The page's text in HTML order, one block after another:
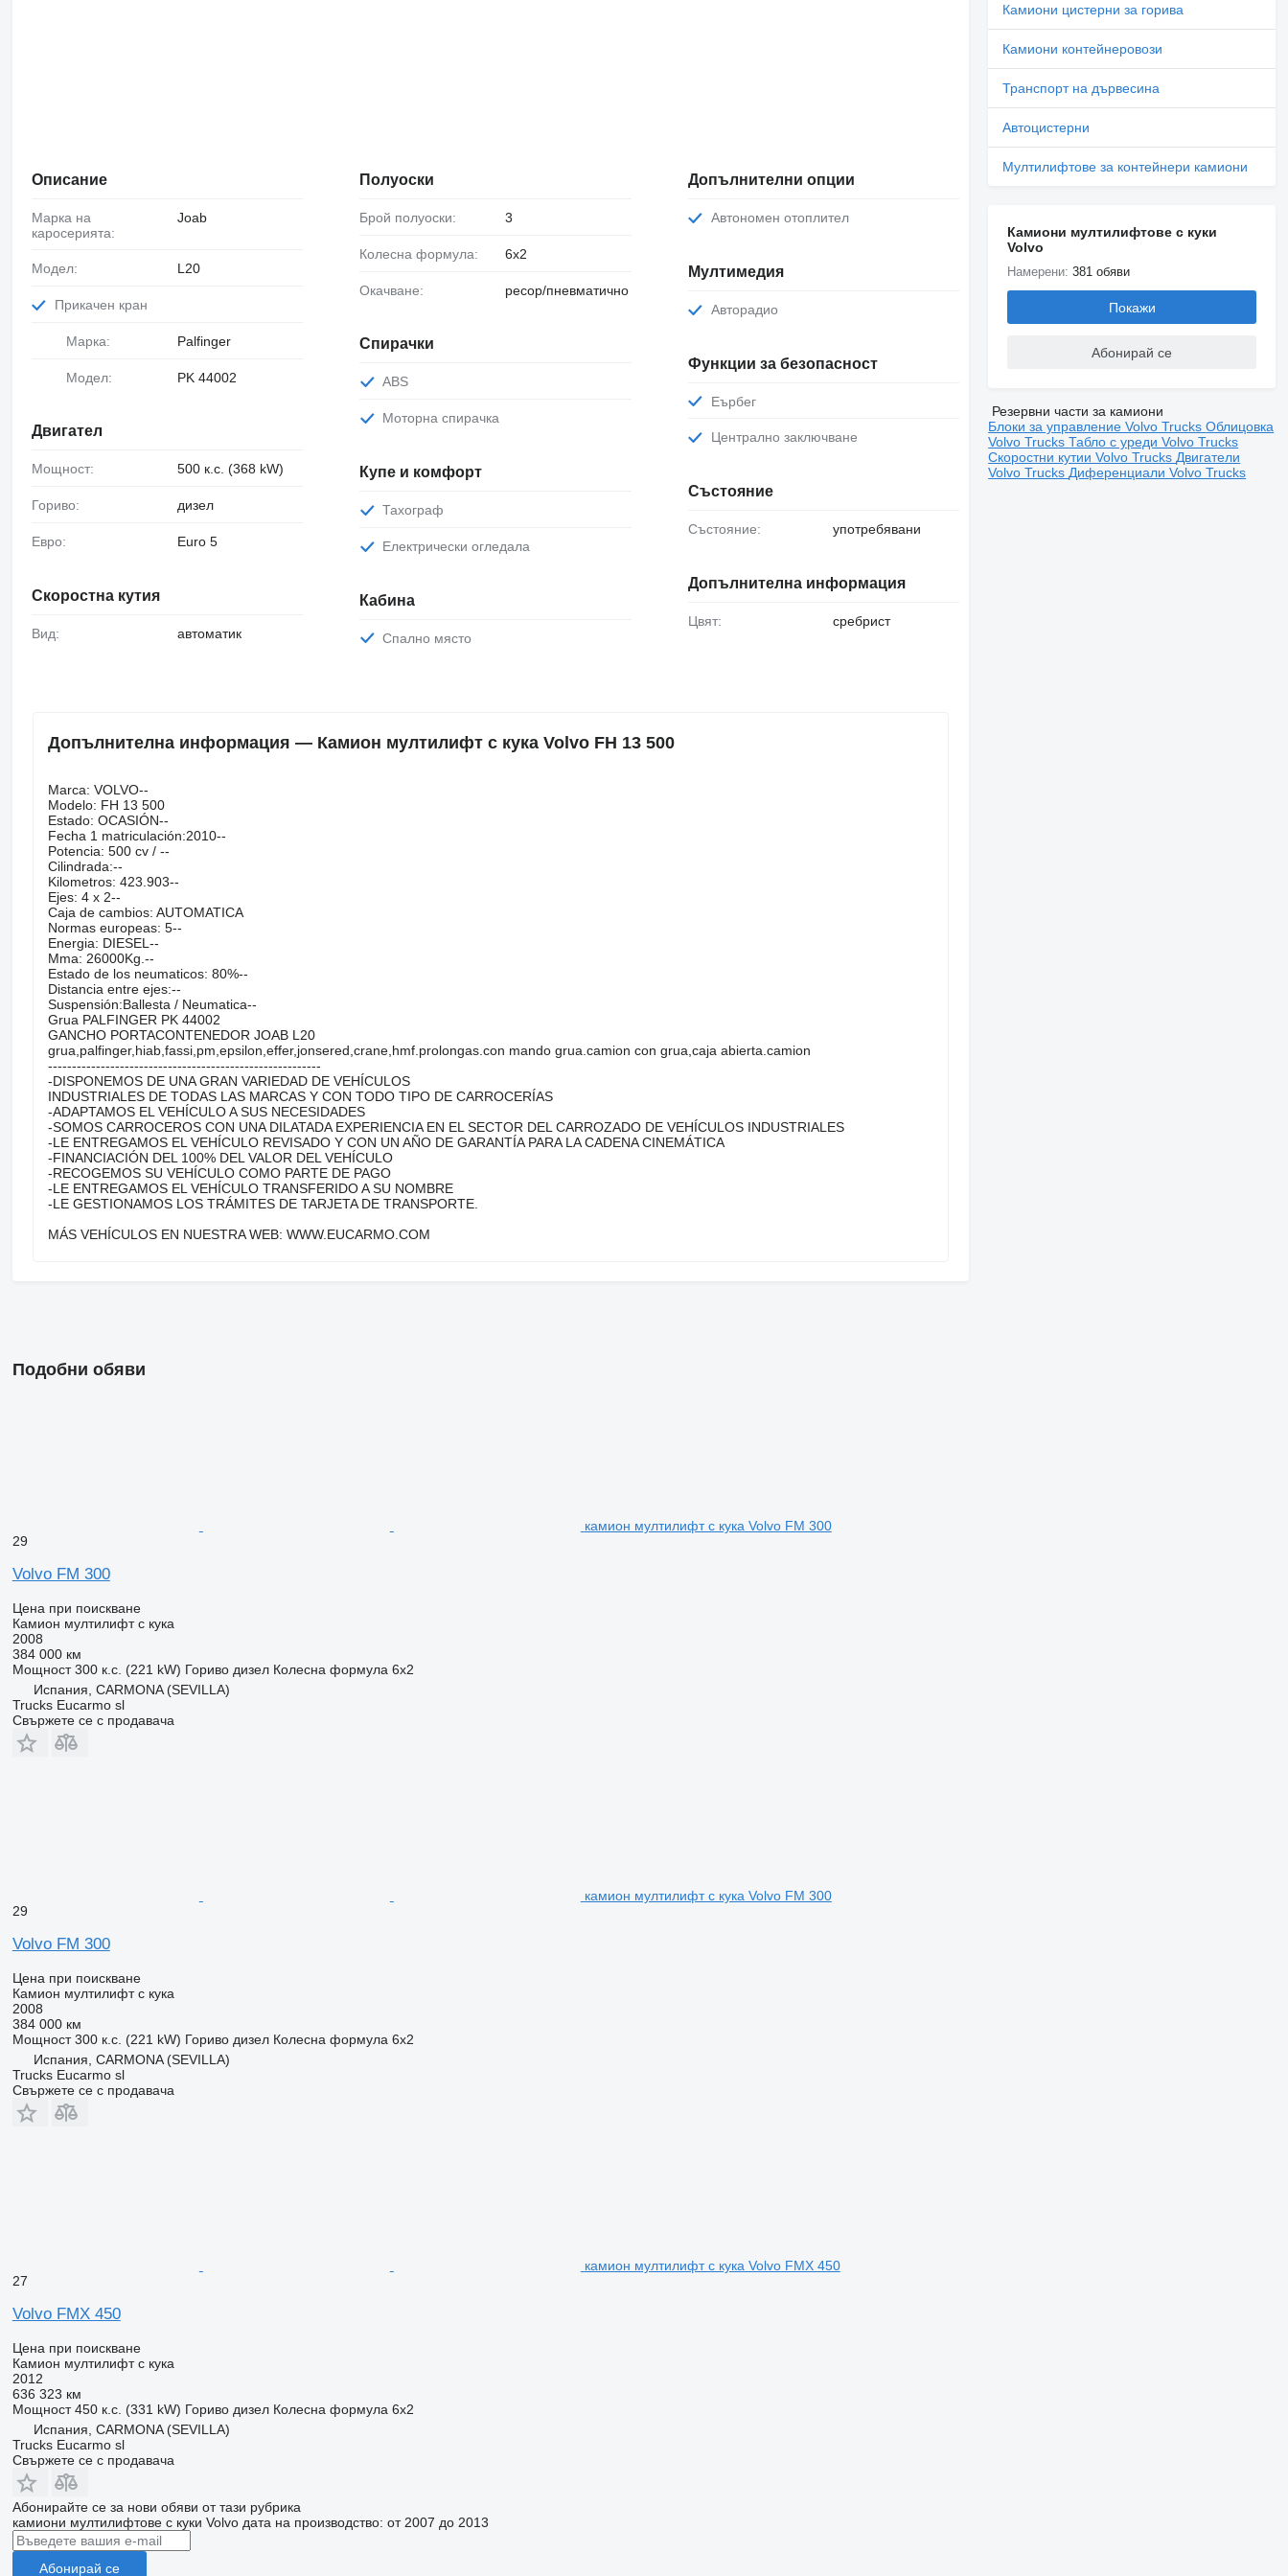
Описание
Марка на
каросерията:
Joab
Модел: L20
Прикачен кран
Марка: Palfinger
Модел: PK 44002
Двигател
Мощност: 500 к.с. (368 kW)
Гориво: дизел
Евро: Euro 5
Скоростна кутия
Вид: автоматик
Полуоски
Брой полуоски: 3
Колесна формула: 6x2
Окачване: ресор/пневматично
Спирачки
ABS
Моторна спирачка
Купе и комфорт
Тахограф
Електрически огледала
Кабина
Спално място
Допълнителни опции
Автономен отоплител
Мултимедия
Авторадио
Функции за безопасност
Еърбег
Централно заключване
Състояние
Състояние: употребявани
Допълнителна информация
Цвят: сребрист
Допълнителна информация — Камион мултилифт с кука Volvo FH 13 500
Marca: VOLVO--
Modelo: FH 13 500
Estado: OCASIÓN--
Fecha 1 matriculación:2010--
Potencia: 500 cv / --
Cilindrada:--
Kilometros: 423.903--
Ejes: 4 x 2--
Caja de cambios: AUTOMATICA
Normas europeas: 5--
Energia: DIESEL--
Mma: 26000Kg.--
Estado de los neumaticos: 80%--
Distancia entre ejes:--
Suspensión:Ballesta / Neumatica--
Grua PALFINGER PK 44002
GANCHO PORTACONTENEDOR JOAB L20
grua,palfinger,hiab,fassi,pm,epsilon,effer,jonsered,crane,hmf.prolongas.con mando grua.camion con grua,caja abierta.camion
---------------------------------------------------------
-DISPONEMOS DE UNA GRAN VARIEDAD DE VEHÍCULOS
INDUSTRIALES DE TODAS LAS MARCAS Y CON TODO TIPO DE CARROCERÍAS
-ADAPTAMOS EL VEHÍCULO A SUS NECESIDADES
-SOMOS CARROCEROS CON UNA DILATADA EXPERIENCIA EN EL SECTOR DEL CARROZADO DE VEHÍCULOS INDUSTRIALES
-LE ENTREGAMOS EL VEHÍCULO REVISADO Y CON UN AÑO DE GARANTÍA PARA LA CADENA CINEMÁTICA
-FINANCIACIÓN DEL 100% DEL VALOR DEL VEHÍCULO
-RECOGEMOS SU VEHÍCULO COMO PARTE DE PAGO
-LE ENTREGAMOS EL VEHÍCULO TRANSFERIDO A SU NOMBRE
-LE GESTIONAMOS LOS TRÁMITES DE TARJETA DE TRANSPORTE.
MÁS VEHÍCULOS EN NUESTRA WEB: WWW.EUCARMO.COM
Камиони цистерни за горива
Камиони контейнеровози
Транспорт на дървесина
Автоцистерни
Мултилифтове за контейнери камиони
Камиони мултилифтове с куки
Volvo
Намерени:381 обяви
Покажи
Абонирай се
Резервни части за камиони
Блоки за управление Volvo TrucksОблицовка
Volvo TrucksТабло с уреди Volvo Trucks
Скоростни кутии Volvo Trucks Двигатели
Volvo Trucks Диференциали Volvo Trucks
Подобни обяви
камион мултилифт с кука Volvo FM 300
29
Volvo FM 300
Цена при поискване
Камион мултилифт с кука
2008
384 000 км
Мощност 300 к.с. (221 kW) Гориво дизел Колесна формула 6x2
Испания, CARMONA (SEVILLA)
Trucks Eucarmo sl
Свържете се с продавача
камион мултилифт с кука Volvo FM 300
29
Volvo FM 300
Цена при поискване
Камион мултилифт с кука
2008
384 000 км
Мощност 300 к.с. (221 kW) Гориво дизел Колесна формула 6x2
Испания, CARMONA (SEVILLA)
Trucks Eucarmo sl
Свържете се с продавача
камион мултилифт с кука Volvo FMX 450
27
Volvo FMX 450
Цена при поискване
Камион мултилифт с кука
2012
636 323 км
Мощност 450 к.с. (331 kW) Гориво дизел Колесна формула 6x2
Испания, CARMONA (SEVILLA)
Trucks Eucarmo sl
Свържете се с продавача
Абонирайте се за нови обяви от тази рубрика
камиони мултилифтове с куки Volvo дата на производство: от 2007 до 2013
Абонирай се